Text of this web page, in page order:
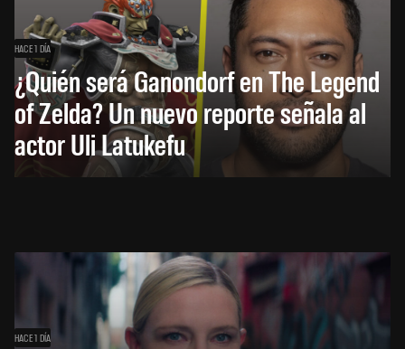
HACE 1 DÍA
¿Quién será Ganondorf en The Legend
of Zelda? Un nuevo reporte señala al
actor Uli Latukefu
HACE 1 DÍA